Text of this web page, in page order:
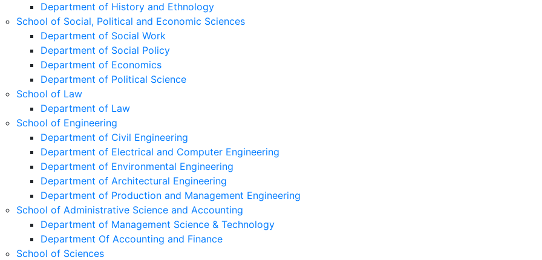
Department of History and Ethnology
School of Social, Political and Economic Sciences
Department of Social Work
Department of Social Policy
Department of Economics
Department of Political Science
School of Law
Department of Law
School of Engineering
Department of Civil Engineering
Department of Electrical and Computer Engineering
Department of Environmental Engineering
Department of Architectural Engineering
Department of Production and Management Engineering
School of Administrative Science and Accounting
Department of Management Science & Technology
Department Of Accounting and Finance
School of Sciences